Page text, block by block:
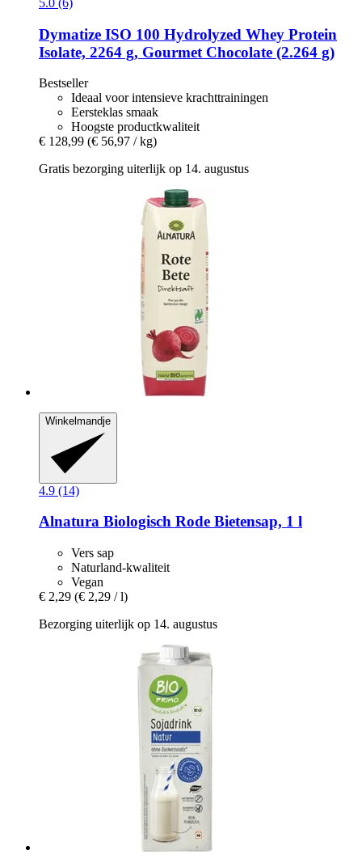
Dymatize ISO 100 Hydrolyzed Whey Protein
Isolate, 2264 g, Gourmet Chocolate (2.264 g)
Bestseller
Ideaal voor intensieve krachttrainingen
Eersteklas smaak
Hoogste productkwaliteit
€ 128,99 (€ 56,97 / kg)
Gratis bezorging uiterlijk op 14. augustus
Winkelmandje
4.9 (14)
Alnatura Biologisch Rode Bietensap, 1 l
Vers sap
Naturland-kwaliteit
Vegan
€ 2,29 (€ 2,29 / l)
Bezorging uiterlijk op 14. augustus